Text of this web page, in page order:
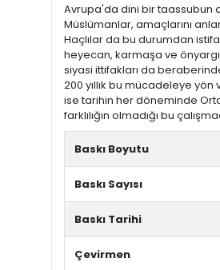
Avrupa'da dini bir taassubun
Müslümanlar, amaçlarını
Haçlılar da bu durumdan
heyecan, karmaşa ve
siyasi ittifakları da
200 yıllık bu mücadeleye
ise tarihin her döneminde
farklılığın olmadığı bu
Baskı Boyutu
Baskı Sayısı
Baskı Tarihi
Çevirmen